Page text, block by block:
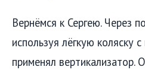
Вернёмся к Сергею. Через
используя лёгкую коляску
применял вертикализатор.